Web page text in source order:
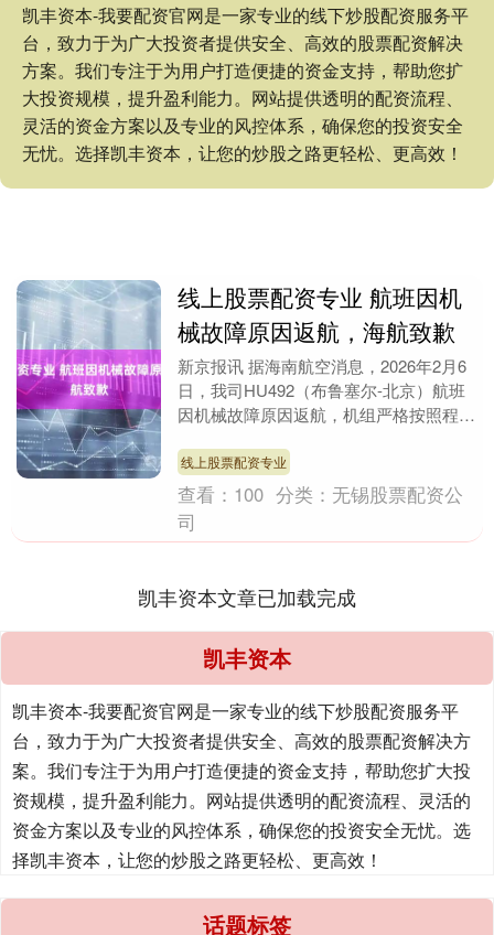
凯丰资本-我要配资官网是一家专业的线下炒股配资服务平
台，致力于为广大投资者提供安全、高效的股票配资解决
方案。我们专注于为用户打造便捷的资金支持，帮助您扩
大投资规模，提升盈利能力。网站提供透明的配资流程、
灵活的资金方案以及专业的风控体系，确保您的投资安全
无忧。选择凯丰资本，让您的炒股之路更轻松、更高效！
线上股票配资专业 航班因机
械故障原因返航，海航致歉
新京报讯 据海南航空消息，2026年2月6
日，我司HU492（布鲁塞尔-北京）航班
因机械故障原因返航，机组严格按照程序
降....
线上股票配资专业
查看： 100 分类： 无锡股票配资公
司
凯丰资本文章已加载完成
凯丰资本
凯丰资本-我要配资官网是一家专业的线下炒股配资服务平
台，致力于为广大投资者提供安全、高效的股票配资解决方
案。我们专注于为用户打造便捷的资金支持，帮助您扩大投
资规模，提升盈利能力。网站提供透明的配资流程、灵活的
资金方案以及专业的风控体系，确保您的投资安全无忧。选
择凯丰资本，让您的炒股之路更轻松、更高效！
话题标签